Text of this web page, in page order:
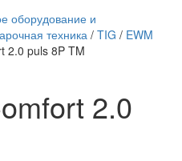
оборудование и
техника / TIG / EWM
2.0 puls 8P TM
2.0